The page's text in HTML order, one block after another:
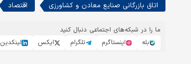
اتاق بازرگانی صنایع معادن و کشاورزی اقتصاد
ما را در شبکه‌های اجتماعی دنبال کنید
بله
اینستاگرم تلگرام ایکس لینکدین